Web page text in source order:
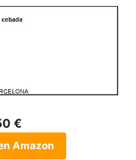
€
Amazon